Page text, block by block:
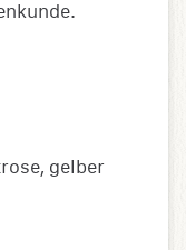
gelber